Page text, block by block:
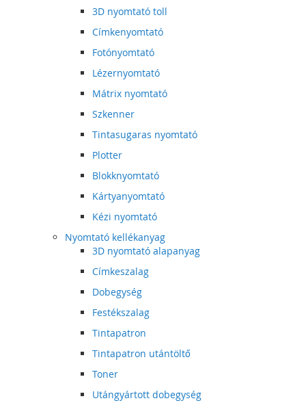
3D nyomtató toll
Címkenyomtató
Fotónyomtató
Lézernyomtató
Mátrix nyomtató
Szkenner
Tintasugaras nyomtató
Plotter
Blokknyomtató
Kártyanyomtató
Kézi nyomtató
Nyomtató kellékanyag
3D nyomtató alapanyag
Címkeszalag
Dobegység
Festékszalag
Tintapatron
Tintapatron utántöltő
Toner
Utángyártott dobegység